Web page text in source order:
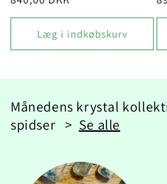
Læg i indkøbskurv
Månedens krystal
spidser > Se alle